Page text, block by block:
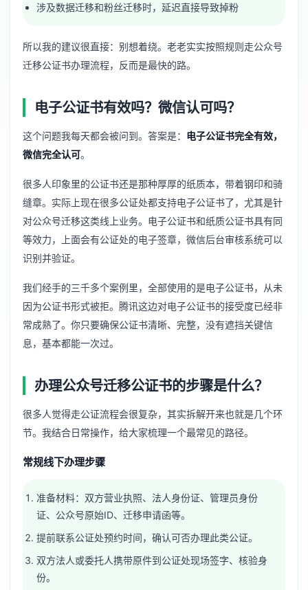
涉及数据迁移和粉丝迁移时，延迟直接导致掉粉
所以我的建议很直接：别想着绕。老老实实按照规则走公众号
迁移公证书办理流程，反而是最快的路。
电子公证书有效吗？微信认可吗？
这个问题我每天都会被问到。答案是： 电子公证书完全有效，
微信完全认可。
很多人印象里的公证书还是那种厚厚的纸质本，带着钢印和骑
缝章。实际上现在很多公证处都支持电子公证书了，尤其是针
对公众号迁移这类线上业务。电子公证书和纸质公证书具有同
等效力，上面会有公证处的电子签章，微信后台审核系统可以
识别并验证。
我们经手的三千多个案例里，全部使用的是电子公证书，从未
因为公证书形式被拒。腾讯这边对电子公证书的接受度已经非
常成熟了。你只要确保公证书清晰、完整，没有遮挡关键信
息，基本都能一次过。
办理公众号迁移公证书的步骤是什么？
很多人觉得走公证流程会很复杂，其实拆解开来也就是几个环
节。我结合日常操作，给大家梳理一个最常见的路径。
常规线下办理步骤
准备材料：双方营业执照、法人身份证、管理员身份
证、公众号原始ID、迁移申请函等。
提前联系公证处预约时间，确认可否办理此类公证。
双方法人或委托人携带原件到公证处现场签字、核验身
份。